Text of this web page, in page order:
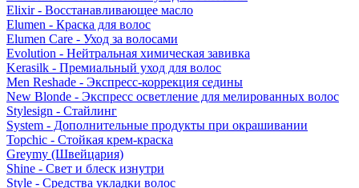
Elixir - Восстанавливающее масло
Elumen - Краска для волос
Elumen Care - Уход за волосами
Evolution - Нейтральная химическая завивка
Kerasilk - Премиальный уход для волос
Men Reshade - Экспресс-коррекция седины
New Blonde - Экспресс осветление для мелированных волос
Stylesign - Стайлинг
System - Дополнительные продукты при окрашивании
Topchic - Стойкая крем-краска
Greymy (Швейцария)
Shine - Свет и блеск изнутри
Style - Средства укладки волос